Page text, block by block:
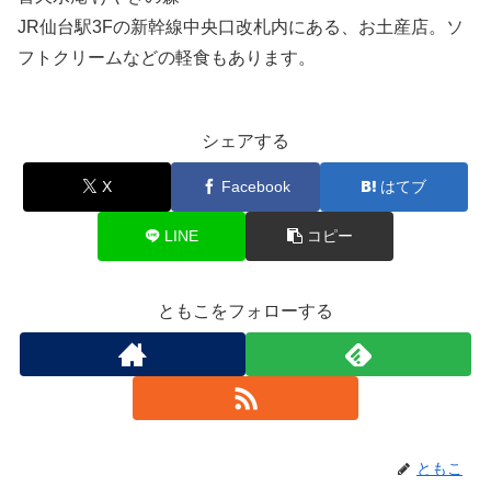
JR仙台駅3Fの新幹線中央口改札内にある、お土産店。ソ
フトクリームなどの軽食もあります。
シェアする
X Facebook はてブ
LINE コピー
ともこをフォローする
ともこ